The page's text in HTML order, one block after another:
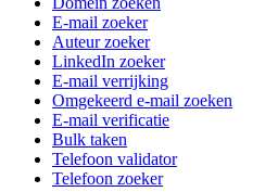
E-mail zoeker
Auteur zoeker
LinkedIn zoeker
E-mail verrijking
Omgekeerd e-mail zoeken
E-mail verificatie
Bulk taken
Telefoon validator
Telefoon zoeker